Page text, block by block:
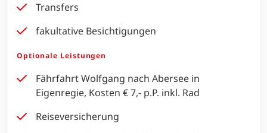
Transfers
fakultative Besichtigungen
Optionale Leistungen
Fährfahrt Wolfgang nach Abersee in
Eigenregie, Kosten € 7,- p.P. inkl. Rad
Reiseversicherung